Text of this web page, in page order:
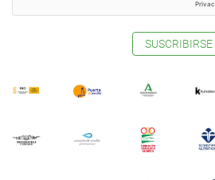
SUSCRIBIRSE